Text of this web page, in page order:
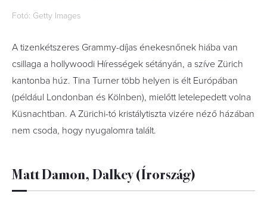
Fotó: Getty Images
A tizenkétszeres Grammy-díjas énekesnőnek hiába van
csillaga a hollywoodi Hírességek sétányán, a szíve Zürich
kantonba húz. Tina Turner több helyen is élt Európában
(például Londonban és Kölnben), mielőtt letelepedett volna
Küsnachtban. A Zürichi-tó kristálytiszta vizére néző házában
nem csoda, hogy nyugalomra talált.
Matt Damon, Dalkey (Írország)